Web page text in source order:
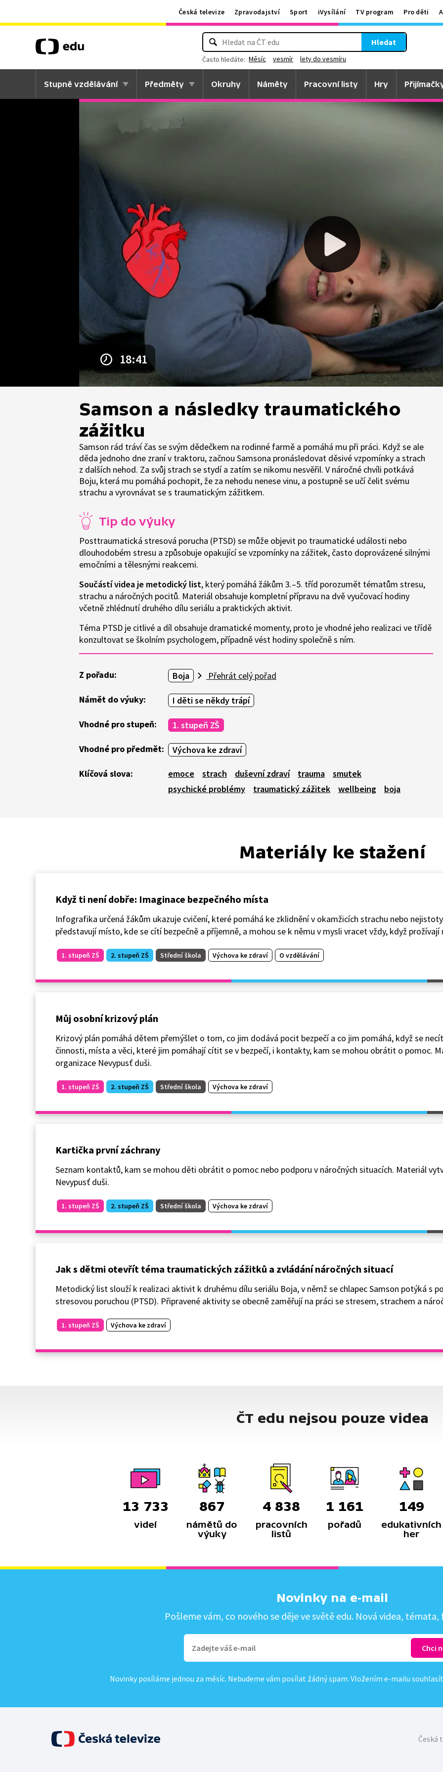
Česká televize Zpravodajství Sport iVysílání TV program Pro děti
Hledat
Často hledáte: Měsíc vesmír lety do vesmíru
Stupně vzdělávání Předměty Okruhy Náměty Pracovní listy Hry
18:41
Samson a následky traumatického
zážitku
Samson rád tráví čas se svým dědečkem na rodinné farmě a pomáhá mu při práci. Když se ale
děda jednoho dne zraní v traktoru, začnou Samsona pronásledovat děsivé vzpomínky a strach
z dalších nehod. Za svůj strach se stydí a zatím se nikomu nesvěřil. V náročné chvíli potkává
Boju, která mu pomáhá pochopit, že za nehodu nenese vinu, a postupně se učí čelit svému
strachu a vyrovnávat se s traumatickým zážitkem.
Tip do výuky
Posttraumatická stresová porucha (PTSD) se může objevit po traumatické události nebo
dlouhodobém stresu a způsobuje opakující se vzpomínky na zážitek, často doprovázené silnými
emočními a tělesnými reakcemi.
Součástí videa je metodický list, který pomáhá žákům 3.–5. tříd porozumět tématům stresu,
strachu a náročných pocitů. Materiál obsahuje kompletní přípravu na dvě vyučovací hodiny
včetně zhlédnutí druhého dílu seriálu a praktických aktivit.
Téma PTSD je citlivé a díl obsahuje dramatické momenty, proto je vhodné jeho realizaci ve třídě
konzultovat se školním psychologem, případně vést hodiny společně s ním.
Z pořadu: Boja Přehrát celý pořad
Námět do výuky: I děti se někdy trápí
Vhodné pro stupeň: 1. stupeň ZŠ
Vhodné pro předmět: Výchova ke zdraví
Klíčová slova: emoce strach duševní zdraví trauma
smutek
psychické problémy
traumatický zážitek wellbeing boja
Materiály ke stažení
Když ti není dobře: Imaginace bezpečného místa
Infografika určená žákům ukazuje cvičení, které pomáhá ke zklidnění v okamžicích strachu nebo
představují místo, kde se cítí bezpečně a příjemně, a mohou se k němu v mysli vracet vždy, když
1. stupeň ZŠ 2. stupeň ZŠ Střední škola Výchova ke zdraví O vzdělávání
Můj osobní krizový plán
Krizový plán pomáhá dětem přemýšlet o tom, co jim dodává pocit bezpečí a co jim pomáhá, když se
činnosti, místa a věci, které jim pomáhají cítit se v bezpečí, i kontakty, kam se mohou obrátit o pomoc.
organizace Nevypusť duši.
1. stupeň ZŠ 2. stupeň ZŠ Střední škola Výchova ke zdraví
Kartička první záchrany
Seznam kontaktů, kam se mohou děti obrátit o pomoc nebo podporu v náročných situacích. Materiál
Nevypusť duši.
1. stupeň ZŠ 2. stupeň ZŠ Střední škola Výchova ke zdraví
Jak s dětmi otevřít téma traumatických zážitků a zvládání náročných situací
Metodický list slouží k realizaci aktivit k druhému dílu seriálu Boja, v němž se chlapec Samson potýká s
stresovou poruchou (PTSD). Připravené aktivity se obecně zaměřují na práci se stresem, strachem a
1. stupeň ZŠ Výchova ke zdraví
ČT edu nejsou pouze videa
13 733
videí
867
námětů do
výuky
4 838
pracovních
listů
1 161
pořadů
149
edukativních
her
Novinky na e-mail
Pošleme vám, co nového se děje ve světě edu. Nová videa, témata,
Novinky posíláme jednou za měsíc. Nebudeme vám posílat žádný spam. Vložením e-mailu